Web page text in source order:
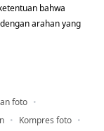
bahwa
arahan yang
foto
Kompres foto